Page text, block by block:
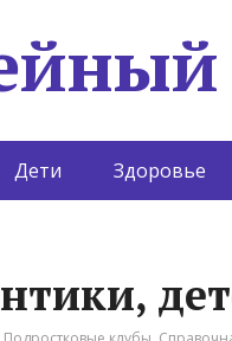
Дети Здоровье